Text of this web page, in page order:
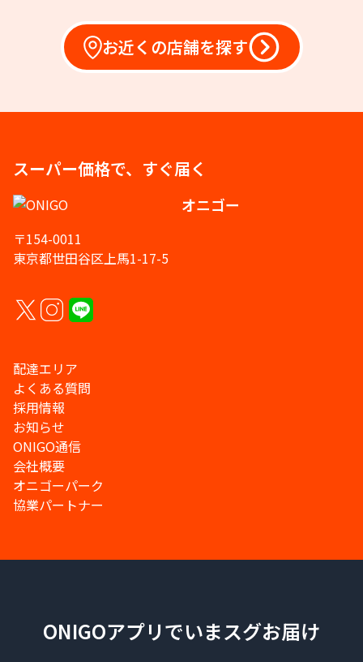
お近くの店舗を探す
スーパー価格で、すぐ届く
オニゴー
〒154-0011
東京都世田谷区上馬1-17-5
配達エリア
よくある質問
採用情報
お知らせ
ONIGO通信
会社概要
オニゴーパーク
協業パートナー
ONIGOアプリでいまスグお届け